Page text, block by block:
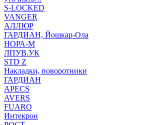
S-LOCKED
VANGER
АЛЛЮР
ГАРДИАН, Йошкар-Ола
НОРА-М
ЛПУВ.УК
STD Z
Накладки, поворотники
ГАРДИАН
APECS
AVERS
FUARO
Интекрон